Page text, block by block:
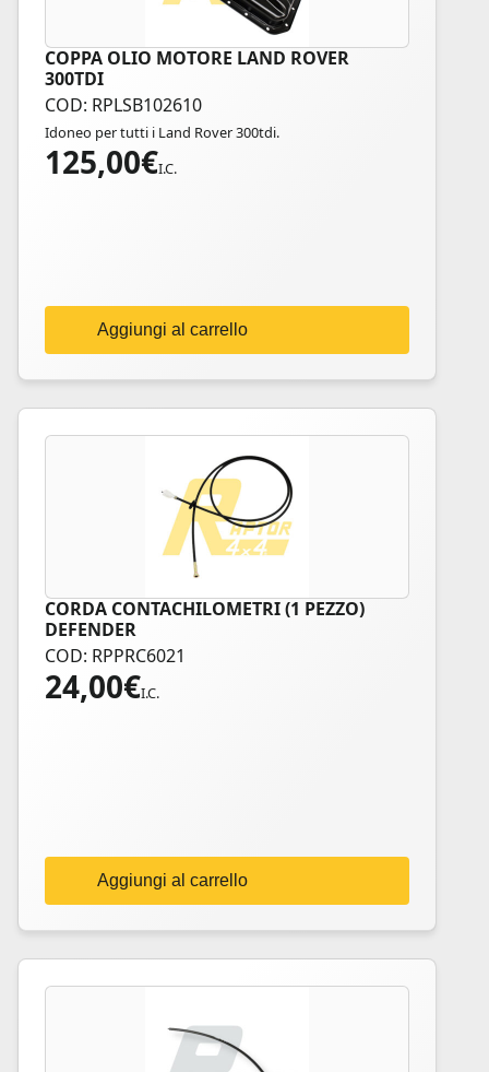
COPPA OLIO MOTORE LAND ROVER
300TDI
COD: RPLSB102610
Idoneo per tutti i Land Rover 300tdi.
125,00€I.C.
Aggiungi al carrello
CORDA CONTACHILOMETRI (1 PEZZO)
DEFENDER
COD: RPPRC6021
24,00€I.C.
Aggiungi al carrello